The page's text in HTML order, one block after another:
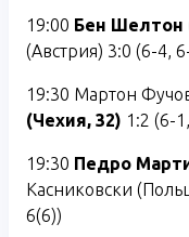
19:00 Бен Шелтон
(Австрия) 3:0 (6-4,
19:30 Мартон
(Чехия, 32) 1:2 (6-
19:30 Педро
Касниковски
6(6))